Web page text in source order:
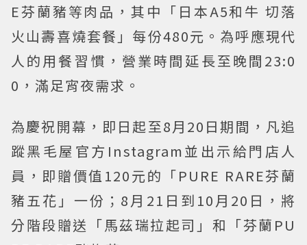
E芬蘭豬等肉品，其中「日本A5和牛 切落
火山壽喜燒套餐」每份480元。為呼應現代
人的用餐習慣，營業時間延長至晚間23:0
0，滿足宵夜需求。
為慶祝開幕，即日起至8月20日期間，凡追
蹤黑毛屋官方Instagram並出示給門店人
員，即贈價值120元的「PURE RARE芬蘭
豬五花」一份；8月21日到10月20日，將
分階段贈送「馬茲瑞拉起司」和「芬蘭PU